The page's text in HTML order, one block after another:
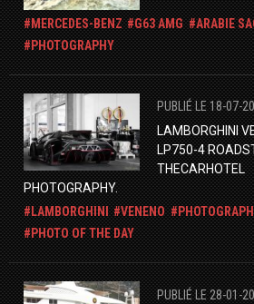
MERCEDES-BENZ G63 AMG
ARABIE
PHOTOGRAPHY
PUBLIÉ LE 18-07-
LAMBORGHINI
LP750-4
THECARHOTEL
PHOTOGRAPHY.
LAMBORGHINI
VENENO
PHOTO OF THE DAY
PUBLIÉ LE 28-01-